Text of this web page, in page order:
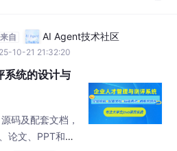
要资料的同学可
来自 AI Agent技术社区
10-21 21:32:20
系统的设计与
码及配套文档，
论文、PPT和开